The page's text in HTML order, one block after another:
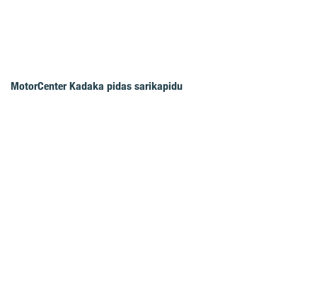
MotorCenter Kadaka pidas sarikapidu